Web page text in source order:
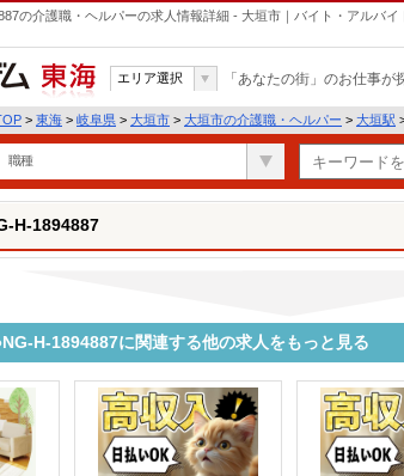
の介護職・ヘルパーの求人情報詳細 - 大垣市｜バイト・アルバイ
東海
エリア選択 「あなたの街」のお仕事が
> 東海 > 岐阜県 > 大垣市 > 大垣市の介護職・ヘルパー > 大垣駅
職種
H-1894887
H-1894887に関連する他の求人をもっと見る